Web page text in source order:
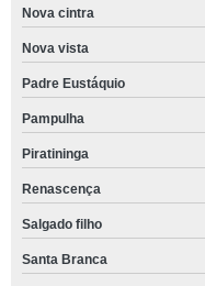
Nova cintra
Nova vista
Padre Eustáquio
Pampulha
Piratininga
Renascença
Salgado filho
Santa Branca